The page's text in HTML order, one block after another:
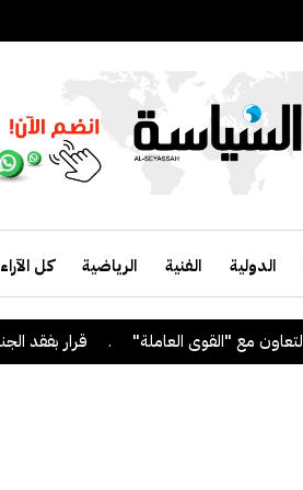
الدولية الفنية الرياضية كل الآراء
. قرار بفقد الجنسية من 9 أشخاص